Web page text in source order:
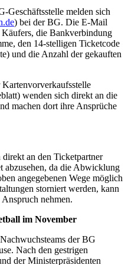
Geschäftsstelle melden sich
) bei der BG. Die E-Mail
die Bankverbindung
den 14-stelligen Ticketcode
und die Anzahl der gekauften
wenden sich direkt an die
machen dort ihre Ansprüche
an den Ticketpartner
abzusehen, da die Abwicklung
angegebenen Wege möglich
storniert werden, kann
nehmen.
im November
der BG
Nach den gestrigen
der Ministerpräsidenten